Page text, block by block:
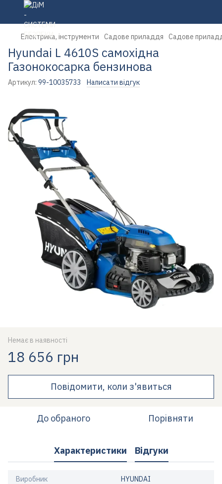
Електрика, інструменти Садове приладдя Садове
Hyundai L 4610S самохідна
Газонокосарка бензинова
Артикул: 99-10035733 Написати відгук
Немає в наявності
18 656 грн
Повідомити, коли з'явиться
До обраного Порівняти
Характеристики Відгуки
Виробник HYUNDAI